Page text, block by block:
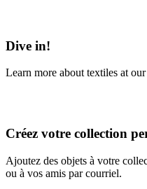
Dive in!
Learn more about textiles at
Créez votre collection
Ajoutez des objets à votre
ou à vos amis par courriel.